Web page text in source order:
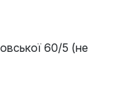
60/5 (не